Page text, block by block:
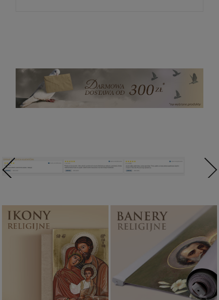
Ikony religijne
PONAD 400
WZORÓW
Banery religijne
ZOBACZ